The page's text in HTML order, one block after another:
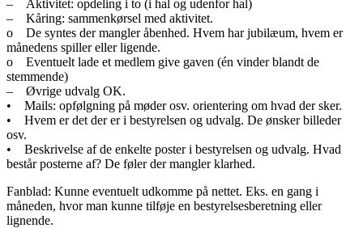
– Aktivitet: opdeling i to (i hal og udenfor hal)
– Kåring: sammenkørsel med aktivitet.
o De syntes der mangler åbenhed. Hvem har jubilæum, hvem er
månedens spiller eller ligende.
o Eventuelt lade et medlem give gaven (én vinder blandt de
stemmende)
– Øvrige udvalg OK.
• Mails: opfølgning på møder osv. orientering om hvad der sker.
• Hvem er det der er i bestyrelsen og udvalg. De ønsker billeder
osv.
• Beskrivelse af de enkelte poster i bestyrelsen og udvalg. Hvad
består posterne af? De føler der mangler klarhed.
Fanblad: Kunne eventuelt udkomme på nettet. Eks. en gang i
måneden, hvor man kunne tilføje en bestyrelsesberetning eller
lignende.